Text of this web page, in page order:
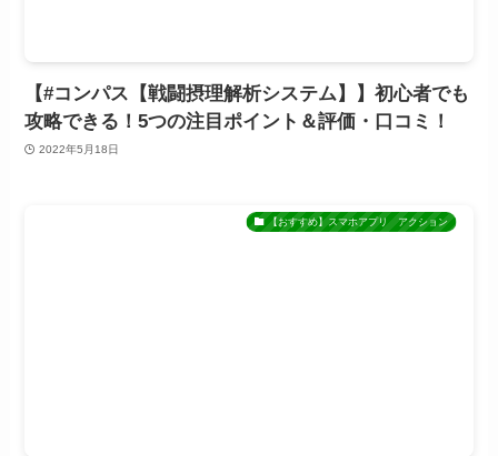
【#コンパス【戦闘摂理解析システム】】初心者でも
攻略できる！5つの注目ポイント＆評価・口コミ！
2022年5月18日
【おすすめ】スマホアプリ アクション